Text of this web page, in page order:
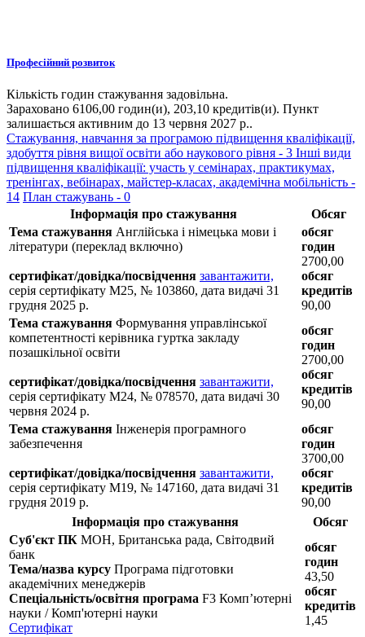
Професійний розвиток
Кількість годин стажування задовільна.
Зараховано 6106,00 годин(и), 203,10 кредитів(и). Пункт
залишається активним до 13 червня 2027 р..
Стажування, навчання за програмою підвищення кваліфікації,
здобуття рівня вищої освіти або наукового рівня - 3 Інші види
підвищення кваліфікації: участь у семінарах, практикумах,
тренінгах, вебінарах, майстер-класах, академічна мобільність -
14 План стажувань - 0
Інформація про стажування
Обсяг
Тема стажування Англійська і німецька мови і
літератури (переклад включно)
сертифікат/довідка/посвідчення завантажити,
серія сертифікату M25, № 103860, дата видачі 31
грудня 2025 р.
обсяг
годин
2700,00
обсяг
кредитів
90,00
Тема стажування Формування управлінської
компетентності керівника гуртка закладу
позашкільної освіти
сертифікат/довідка/посвідчення завантажити,
серія сертифікату M24, № 078570, дата видачі 30
червня 2024 р.
обсяг
годин
2700,00
обсяг
кредитів
90,00
Тема стажування Інженерія програмного
забезпечення
сертифікат/довідка/посвідчення завантажити,
серія сертифікату М19, № 147160, дата видачі 31
грудня 2019 р.
обсяг
годин
3700,00
обсяг
кредитів
90,00
Інформація про стажування
Обсяг
Суб'єкт ПК МОН, Британська рада, Світодвий
банк
Тема/назва курсу Програма підготовки
академічних менеджерів
Спеціальність/освітня програма F3 Комп’ютерні
науки / Комп'ютерні науки
Сертифікат
обсяг
годин
43,50
обсяг
кредитів
1,45